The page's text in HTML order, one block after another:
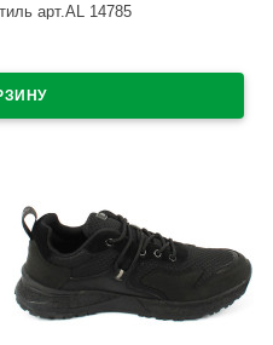
арт.AL 14785